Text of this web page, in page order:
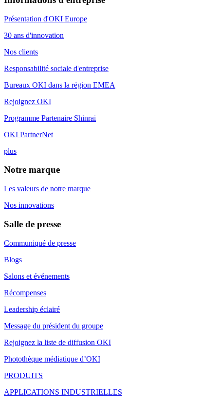
Présentation d'OKI Europe
30 ans d'innovation
Nos clients
Responsabilité sociale d'entreprise
Bureaux OKI dans la région EMEA
Rejoignez OKI
Programme Partenaire Shinrai
OKI PartnerNet
plus
Notre marque
Les valeurs de notre marque
Nos innovations
Salle de presse
Communiqué de presse
Blogs
Salons et événements
Récompenses
Leadership éclairé
Message du président du groupe
Rejoignez la liste de diffusion OKI
Photothèque médiatique d’OKI
PRODUITS
APPLICATIONS INDUSTRIELLES